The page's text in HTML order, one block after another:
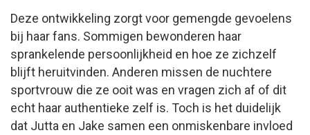
Deze ontwikkeling zorgt voor gemengde gevoelens
bij haar fans. Sommigen bewonderen haar
sprankelende persoonlijkheid en hoe ze zichzelf
blijft heruitvinden. Anderen missen de nuchtere
sportvrouw die ze ooit was en vragen zich af of dit
echt haar authentieke zelf is. Toch is het duidelijk
dat Jutta en Jake samen een onmiskenbare invloed